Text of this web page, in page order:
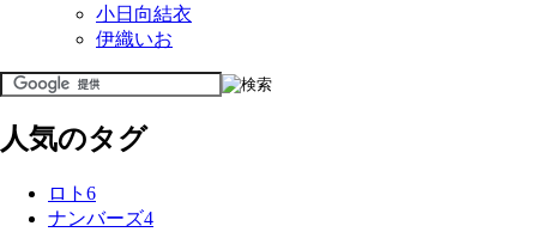
小日向結衣
伊織いお
人気のタグ
ロト6
ナンバーズ4